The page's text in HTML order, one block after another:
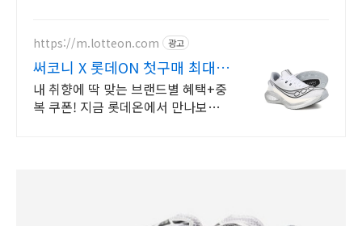
https://m.lotteon.com 광고
써코니 X 롯데ON 첫구매 최대 5
천원 혜택!
내 취향에 딱 맞는 브랜드별 혜택+중
복 쿠폰! 지금 롯데온에서 만나보세